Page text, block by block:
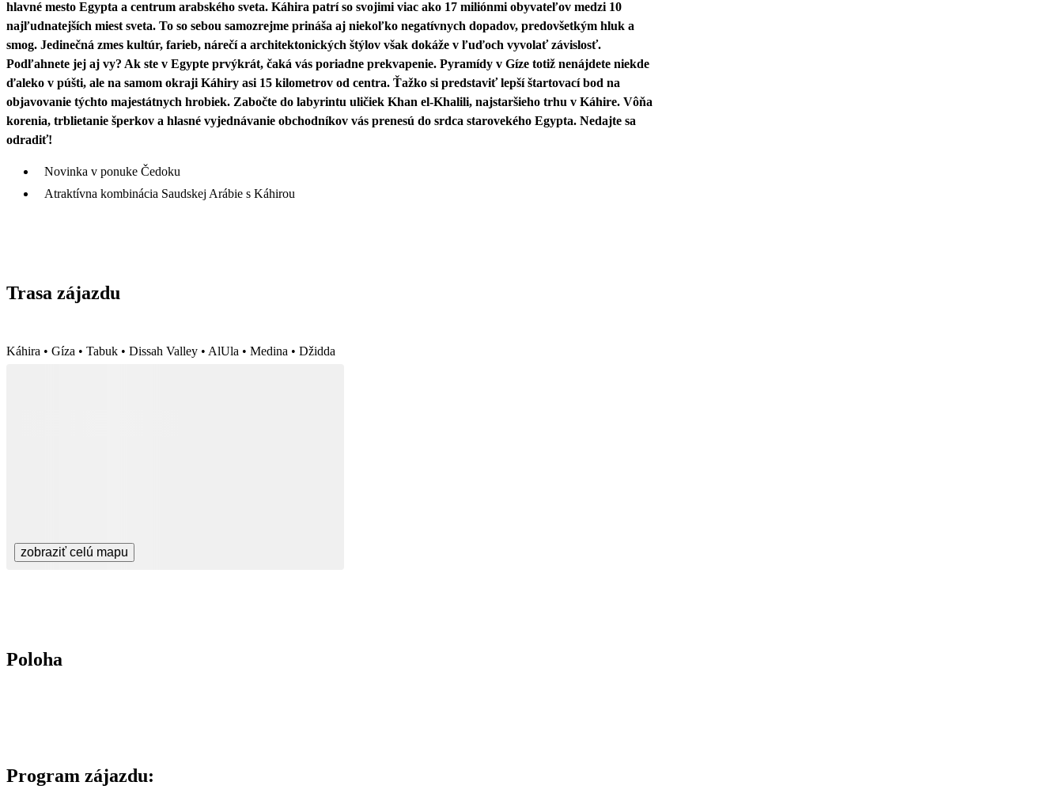
hlavné mesto Egypta a centrum arabského sveta. Káhira patrí so svojimi viac ako 17 miliónmi obyvateľov medzi 10
najľudnatejších miest sveta. To so sebou samozrejme prináša aj niekoľko negatívnych dopadov, predovšetkým hluk a
smog. Jedinečná zmes kultúr, farieb, nárečí a architektonických štýlov však dokáže v ľuďoch vyvolať závislosť.
Podľahnete jej aj vy? Ak ste v Egypte prvýkrát, čaká vás poriadne prekvapenie. Pyramídy v Gíze totiž nenájdete niekde
ďaleko v púšti, ale na samom okraji Káhiry asi 15 kilometrov od centra. Ťažko si predstaviť lepší štartovací bod na
objavovanie týchto majestátnych hrobiek. Zabočte do labyrintu uličiek Khan el-Khalili, najstaršieho trhu v Káhire. Vôňa
korenia, trblietanie šperkov a hlasné vyjednávanie obchodníkov vás prenesú do srdca starovekého Egypta. Nedajte sa
odradiť!
Novinka v ponuke Čedoku
Atraktívna kombinácia Saudskej Arábie s Káhirou
Trasa zájazdu
Káhira • Gíza • Tabuk • Dissah Valley • AlUla • Medina • Džidda
zobraziť celú mapu
Poloha
Program zájazdu: